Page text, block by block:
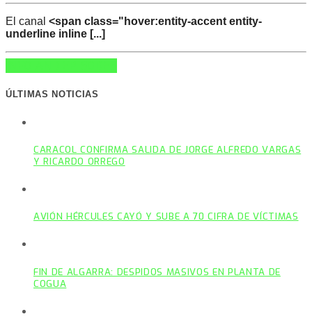
El canal <span class="hover:entity-accent entity-
underline inline [...]
ÚLTIMAS NOTICIAS
CARACOL CONFIRMA SALIDA DE JORGE ALFREDO VARGAS
Y RICARDO ORREGO
AVIÓN HÉRCULES CAYÓ Y SUBE A 70 CIFRA DE VÍCTIMAS
FIN DE ALGARRA: DESPIDOS MASIVOS EN PLANTA DE
COGUA